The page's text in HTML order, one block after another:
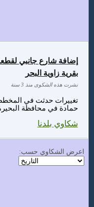
تغييرات حدثت في المخطط
حمادة في محافظة
شكاوي بلدنا
إضافة شارع جانبي
بقرية زاوية البحر
نشرت هذه الشكوى منذ 3 سنة
اعرض الشكاوي حسب: